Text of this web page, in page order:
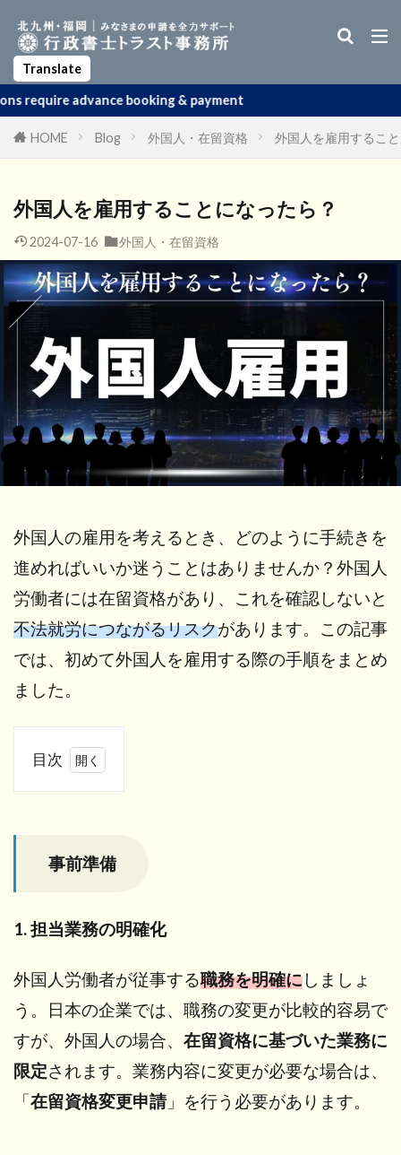
Translate
booking & payment
HOME Blog 外国人・在留資格 外国人を雇用するこ
外国人を雇用することになったら？
2024-07-16 外国人・在留資格
外国人の雇用を考えるとき、どのように手続きを
進めればいいか迷うことはありませんか？外国人
労働者には在留資格があり、これを確認しないと
不法就労につながるリスクがあります。この記事
では、初めて外国人を雇用する際の手順をまとめ
ました。
目次
1. 担
当業
明確
化
2. 在
留資
格の
確認
事前準備
1. 担当業務の明確化
外国人労働者が従事する職務を明確にしましょ
う。日本の企業では、職務の変更が比較的容易で
すが、外国人の場合、 在留資格に基づいた業務に
限定されます。業務内容に変更が必要な場合は、
「在留資格変更申請」を行う必要があります。
Spouse Visa Apostille